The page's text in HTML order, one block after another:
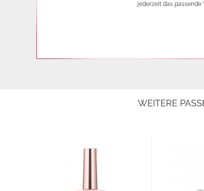
jederzeit das passende
WEITERE